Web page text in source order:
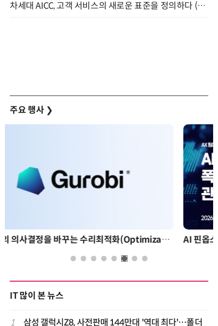
차세대 AICC, 고객 서비스의 새로운 표준을 정의하다 (9/9)
주요 행사 ❯
AI 핀옵스 실전 세미나: 폭증하는 AI 토큰 비용 관리 전략
IT 많이 본 뉴스
1
삼성 갤럭시Z8, 사전판매 144만대 '역대 최다'…폴더